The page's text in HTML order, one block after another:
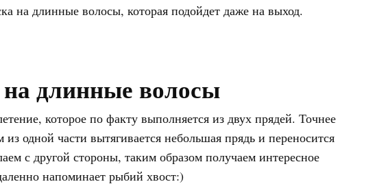
на длинные волосы, которая подойдет даже на выход.
длинные волосы
которое по факту выполняется из двух прядей. Точнее
одной части вытягивается небольшая прядь и переносится
с другой стороны, таким образом получаем интересное
напоминает рыбий хвост:)